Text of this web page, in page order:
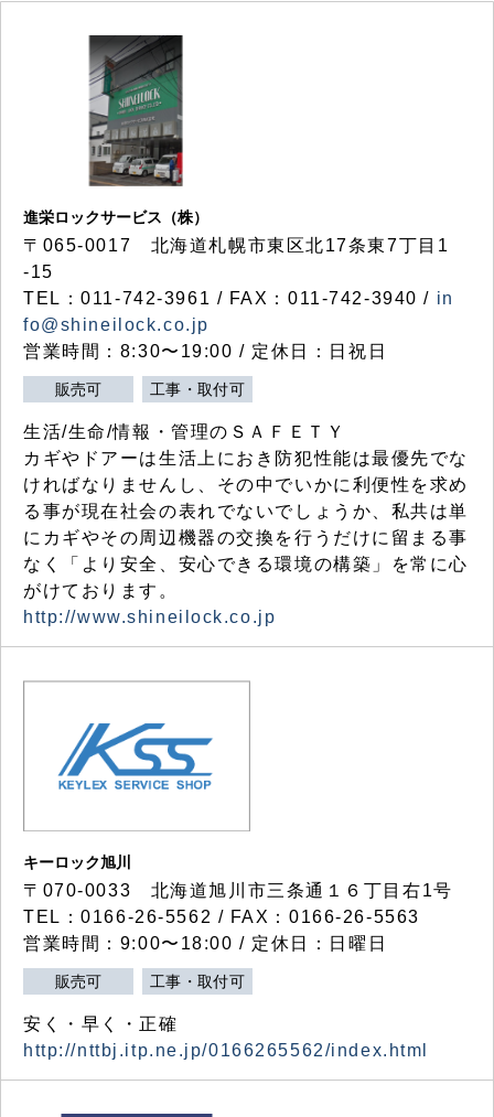
進栄ロックサービス（株）
〒065-0017 北海道札幌市東区北17条東7丁目1
-15
TEL：011-742-3961 / FAX：011-742-3940 / in
fo@shineilock.co.jp
営業時間：8:30〜19:00 / 定休日：日祝日
販売可 工事・取付可
生活/生命/情報・管理のＳＡＦＥＴＹ
カギやドアーは生活上におき防犯性能は最優先でな
ければなりませんし、その中でいかに利便性を求め
る事が現在社会の表れでないでしょうか、私共は単
にカギやその周辺機器の交換を行うだけに留まる事
なく「より安全、安心できる環境の構築」を常に心
がけております。
http://www.shineilock.co.jp
キーロック旭川
〒070-0033 北海道旭川市三条通１６丁目右1号
TEL：0166-26-5562 / FAX：0166-26-5563
営業時間：9:00〜18:00 / 定休日：日曜日
販売可 工事・取付可
安く・早く・正確
http://nttbj.itp.ne.jp/0166265562/index.html